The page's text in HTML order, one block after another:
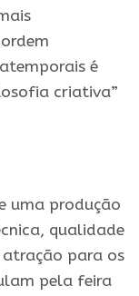
é
criativa”
uma produção
qualidade
atração para os
pela feira